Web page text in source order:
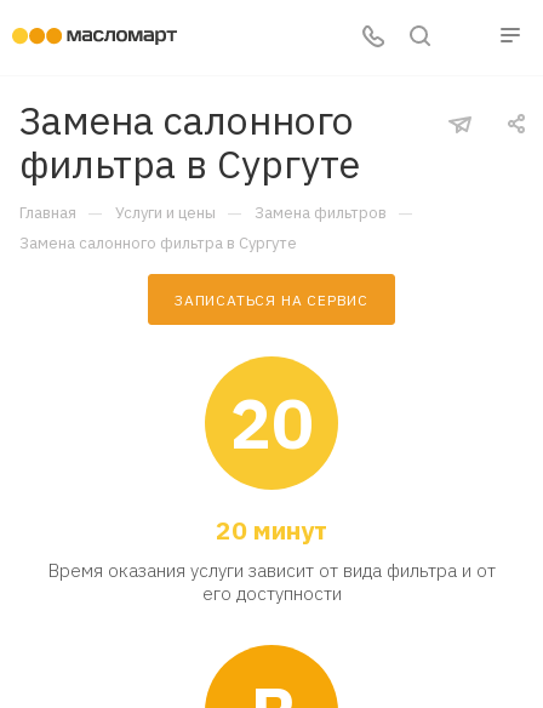
Замена салонного
фильтра в Сургуте
Главная — Услуги и цены — Замена фильтров —
Замена салонного фильтра в Сургуте
ЗАПИСАТЬСЯ НА СЕРВИС
20
20 минут
Время оказания услуги зависит от вида фильтра и от
его доступности